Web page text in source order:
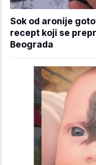
Sok od aronije
recept koji se
Beograda